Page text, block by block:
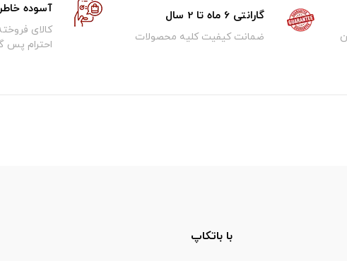
گارانتی 6 ماه تا 2 سال
ضمانت کیفیت کلیه محصولات
آسوده
احترام پس
با باتکاپ